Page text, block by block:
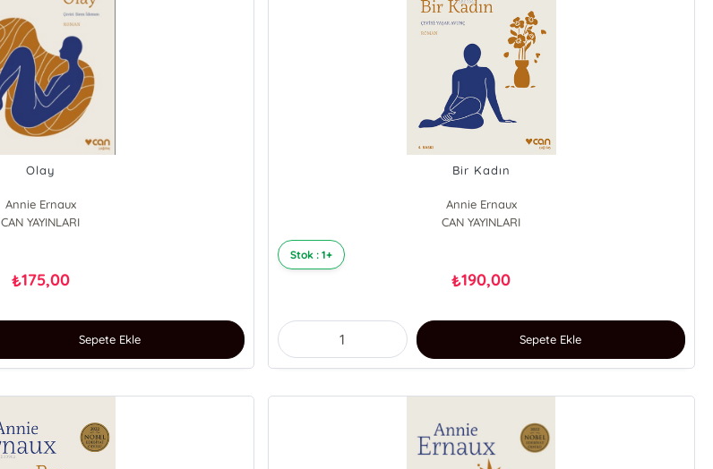
Olay
Annie Ernaux
CAN YAYINLARI
₺175,00
Sepete Ekle
Bir Kadın
Annie Ernaux
CAN YAYINLARI
Stok : 1+
₺190,00
Sepete Ekle